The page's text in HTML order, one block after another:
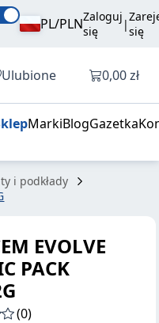
PL/PLNZaloguj
się
|się
Ulubione Otwórz
0,00 zł
MarkiBlogGazetka
i podkłady
Dodaj do koszyka
EVOLVE
PACK
(0)